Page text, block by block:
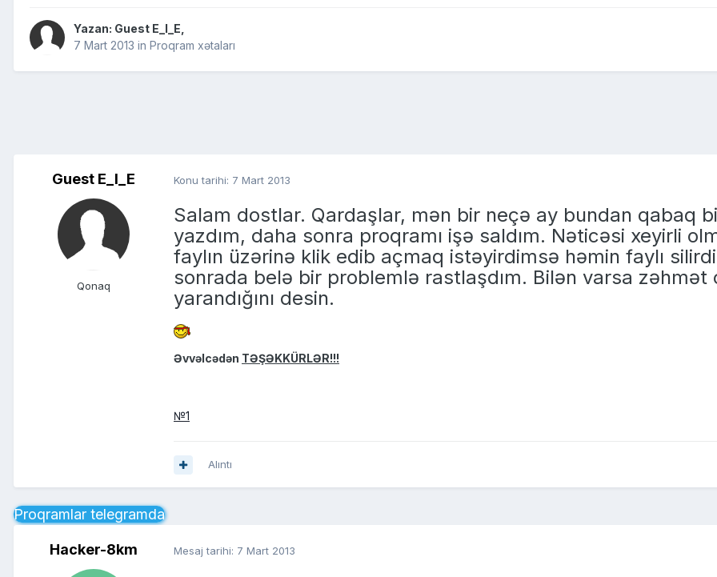
Yazan: Guest E_I_E,
7 Mart 2013 in Proqram xətaları
Guest E_I_E
Qonaq
Konu tarihi: 7 Mart 2013
Salam dostlar. Qardaşlar, mən bir neçə ay bundan qabaq
yazdım, daha sonra proqramı işə saldım. Nəticəsi xeyirli
faylın üzərinə klik edib açmaq istəyirdimsə həmin faylı
sonrada belə bir problemlə rastlaşdım. Bilən varsa
yarandığını desin.
Əvvəlcədən TƏŞƏKKÜRLƏR!!!
№1
Alıntı
Proqramlar telegramda
Hacker-8km Mesaj tarihi: 7 Mart 2013